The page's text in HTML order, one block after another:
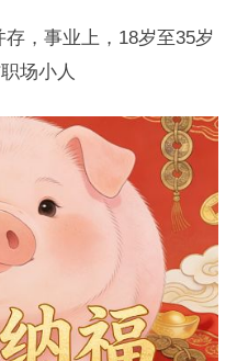
，事业上，18岁至35岁
场小人